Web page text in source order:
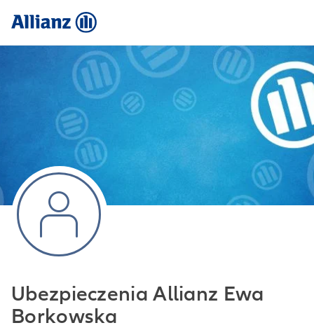
Ubezpieczenia Allianz Ewa
Borkowska